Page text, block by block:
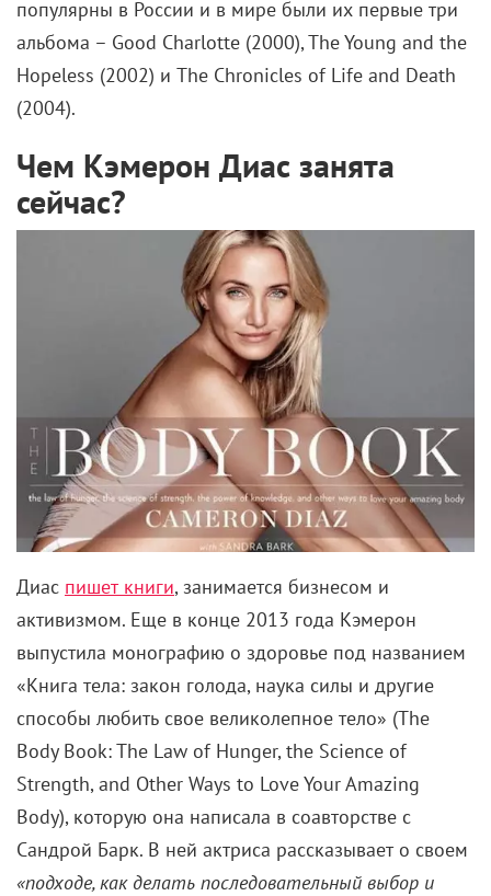
популярны в России и в мире были их первые три
альбома – Good Charlotte (2000), The Young and the
Hopeless (2002) и The Chronicles of Life and Death
(2004).
Чем Кэмерон Диас занята
сейчас?
Диас пишет книги, занимается бизнесом и
активизмом. Еще в конце 2013 года Кэмерон
выпустила монографию о здоровье под названием
«Книга тела: закон голода, наука силы и другие
способы любить свое великолепное тело» (The
Body Book: The Law of Hunger, the Science of
Strength, and Other Ways to Love Your Amazing
Body), которую она написала в соавторстве с
Сандрой Барк. В ней актриса рассказывает о своем
«подходе, как делать последовательный выбор и